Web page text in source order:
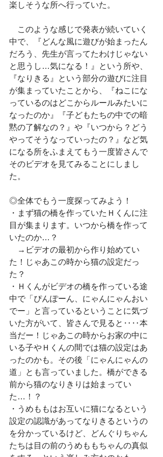
楽しそうな所へ行っていた。
このような感じで発表が続いていく
中で、『どんな風に遊びが始まったん
だろう、先生が言ってたわけじゃない
と思うし…気になる！』という所や、
『なりきる』という部分の遊びに注目
が集まっていたことから、『ねこにな
っているのはどこからルールみたいに
なったのか』『子どもたちの中での暗
黙の了解なの？』や『いつから？どう
やってそうなっていったの？』など気
になる所をふまえてもう一度皆さんで
そのビデオを見てみることにしまし
た。
◎全体でもう一度探ってみよう！
・まず猫の橋を作っていたＨくんに注
目が集まります。いつから橋を作って
いたのか…？
→ビデオの最初から作り始めてい
た！じゃあこの時から猫の設定だっ
た？
・Ｈくんがビデオの橋を作っている途
中で「ぴんぽーん、にゃんにゃんおい
でー」と言っているということに気づ
いた方がいて、皆さんで見ると‥‥本
当だー！じゃあこの時からお家の中に
いる子やＨくんの間では猫の設定はあ
ったのかも。その後「にゃんにゃんの
道」とも言っていました。橋ができる
前から猫のなりきりは始まってい
た…！？
・うめももはお互いに猫になるという
設定の認識があってなりきるというの
を分かっているけど、どんぐりちゃん
たちは目の前のうめももちゃんの真似